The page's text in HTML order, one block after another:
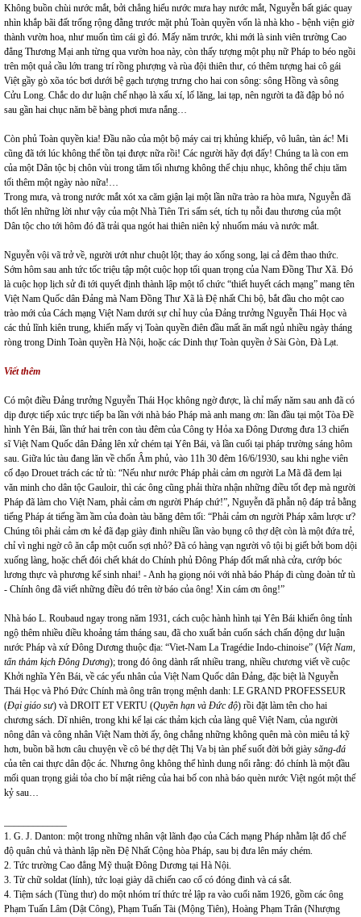
Không buồn chùi nước mắt, bởi chẳng hiểu nước mưa hay nước mắt, Nguyễn bất giác quay
nhìn khắp bãi đất trống rộng đằng trước mặt phủ Toàn quyền vốn là nhà kho - bệnh viện giờ
thành vườn hoa, như muốn tìm cái gì đó. Mấy năm trước, khi mới là sinh viên trường Cao
đẳng Thương Mại anh từng qua vườn hoa này, còn thấy tượng một phụ nữ Pháp to béo ngồi
trên một quả cầu lớn trang trí rồng phượng và rùa đội thiên thư, có thêm tượng hai cô gái
Việt gầy gò xõa tóc bơi dưới bệ gạch tượng trưng cho hai con sông: sông Hồng và sông
Cửu Long. Chắc do dư luận chế nhạo là xấu xí, lố lăng, lai tạp, nên người ta đã đập bỏ nó
sau gần hai chục năm bẽ bàng phơi mưa nắng…
Còn phủ Toàn quyền kia! Đầu não của một bộ máy cai trị khủng khiếp, vô luân, tàn ác! Mi
cũng đã tới lúc không thể tồn tại được nữa rồi! Các người hãy đợi đấy! Chúng ta là con em
của một Dân tộc bị chôn vùi trong tăm tối nhưng không thể chịu nhục, không thể chịu tăm
tối thêm một ngày nào nữa!…
Trong mưa, và trong nước mắt xót xa căm giận lại một lần nữa trào ra hòa mưa, Nguyễn đã
thốt lên những lời như vậy của một Nhà Tiên Tri sấm sét, tích tụ nỗi đau thương của một
Dân tộc cho tới hôm đó đã trải qua ngót hai thiên niên kỷ nhuốm máu và nước mắt.
Nguyễn vội vã trở về, người ướt như chuột lột; thay áo xống song, lại cả đêm thao thức.
Sớm hôm sau anh tức tốc triệu tập một cuộc họp tối quan trọng của Nam Đồng Thư Xã. Đó
là cuộc họp lịch sử đi tới quyết định thành lập một tổ chức “thiết huyết cách mạng” mang tên
Việt Nam Quốc dân Đảng mà Nam Đồng Thư Xã là Đệ nhất Chi bộ, bắt đầu cho một cao
trào mới của Cách mạng Việt Nam dưới sự chỉ huy của Đảng trưởng Nguyễn Thái Học và
các thủ lĩnh kiên trung, khiến mấy vị Toàn quyền điên đầu mất ăn mất ngủ nhiều ngày tháng
ròng trong Dinh Toàn quyền Hà Nội, hoặc các Dinh thự Toàn quyền ở Sài Gòn, Đà Lạt.
Viết thêm
Có một điều Đảng trưởng Nguyễn Thái Học không ngờ được, là chỉ mấy năm sau anh đã có
dịp được tiếp xúc trực tiếp ba lần với nhà báo Pháp mà anh mang ơn: lần đầu tại một Tòa Đề
hình Yên Bái, lần thứ hai trên con tàu đêm của Công ty Hỏa xa Đông Dương đưa 13 chiến
sĩ Việt Nam Quốc dân Đảng lên xử chém tại Yên Bái, và lần cuối tại pháp trường sáng hôm
sau. Giữa lúc tàu đang lăn về chốn Âm phủ, vào 11h 30 đêm 16/6/1930, sau khi nghe viên
cố đạo Drouet trách các tử tù: “Nếu như nước Pháp phải cảm ơn người La Mã đã đem lại
văn minh cho dân tộc Gauloir, thì các ông cũng phải thừa nhận những điều tốt đẹp mà người
Pháp đã làm cho Việt Nam, phải cảm ơn người Pháp chứ!”, Nguyễn đã phẫn nộ đáp trả bằng
tiếng Pháp át tiếng ầm ầm của đoàn tàu băng đêm tối: “Phải cảm ơn người Pháp xâm lược ư?
Chúng tôi phải cảm ơn kẻ đã đạp giày đinh nhiều lần vào bụng cô thợ dệt còn là một đứa trẻ,
chỉ vì nghi ngờ cô ăn cắp một cuốn sợi nhỏ? Đã có hàng vạn người vô tội bị giết bởi bom dội
xuống làng, hoặc chết đói chết khát do Chính phủ Đông Pháp đốt mất nhà cửa, cướp bóc
lương thực và phương kế sinh nhai! - Anh hạ giọng nói với nhà báo Pháp đi cùng đoàn tử tù
- Chính ông đã viết những điều đó trên tờ báo của ông! Xin cám ơn ông!”
Nhà báo L. Roubaud ngay trong năm 1931, cách cuộc hành hình tại Yên Bái khiến ông tỉnh
ngộ thêm nhiều điều khoảng tám tháng sau, đã cho xuất bản cuốn sách chấn động dư luận
nước Pháp và xứ Đông Dương thuộc địa: “Viet-Nam La Tragédie Indo-chinoise” (Việt Nam,
tấn thảm kịch Đông Dương); trong đó ông dành rất nhiều trang, nhiều chương viết về cuộc
Khởi nghĩa Yên Bái, về các yếu nhân của Việt Nam Quốc dân Đảng, đặc biệt là Nguyễn
Thái Học và Phó Đức Chính mà ông trân trọng mệnh danh: LE GRAND PROFESSEUR
(Đại giáo sư) và DROIT ET VERTU (Quyền hạn và Đức độ) rồi đặt làm tên cho hai
chương sách. Dĩ nhiên, trong khi kể lại các thảm kịch của làng quê Việt Nam, của người
nông dân và công nhân Việt Nam thời ấy, ông chẳng những không quên mà còn miêu tả kỹ
hơn, buồn bã hơn câu chuyện về cô bé thợ dệt Thị Va bị tàn phế suốt đời bởi giày săng-đá
của tên cai thực dân độc ác. Nhưng ông không thể hình dung nổi rằng: đó chính là một đầu
mối quan trọng giải tỏa cho bí mật riêng của hai bố con nhà báo quèn nước Việt ngót một thế
kỷ sau…
1. G. J. Danton: một trong những nhân vật lãnh đạo của Cách mạng Pháp nhằm lật đổ chế
độ quân chủ và thành lập nền Đệ Nhất Cộng hòa Pháp, sau bị đưa lên máy chém.
2. Tức trường Cao đẳng Mỹ thuật Đông Dương tại Hà Nội.
3. Từ chữ soldat (lính), tức loại giày dã chiến cao cổ có đóng đinh và cá sắt.
4. Tiệm sách (Tùng thư) do một nhóm trí thức trẻ lập ra vào cuối năm 1926, gồm các ông
Phạm Tuấn Lâm (Dật Công), Phạm Tuấn Tài (Mộng Tiên), Hoàng Phạm Trân (Nhượng